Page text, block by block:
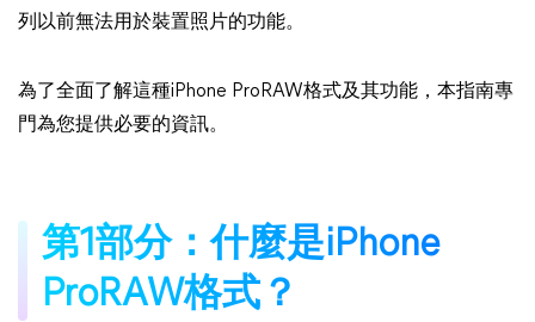
列以前無法用於裝置照片的功能。
為了全面了解這種iPhone ProRAW格式及其功能，本指南專
門為您提供必要的資訊。
第1部分：什麼是iPhone
ProRAW格式？